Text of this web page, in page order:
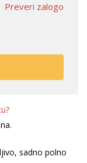
Preveri zalogo
sadno polno